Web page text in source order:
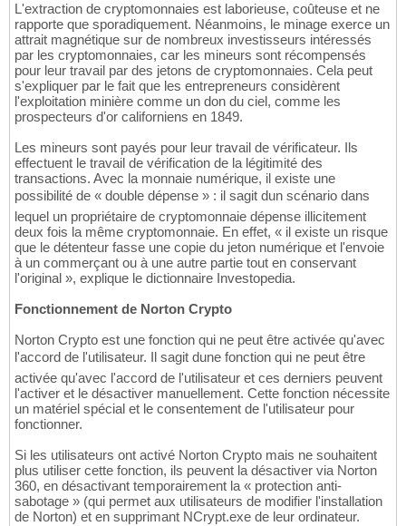
L'extraction de cryptomonnaies est laborieuse, coûteuse et ne
rapporte que sporadiquement. Néanmoins, le minage exerce un
attrait magnétique sur de nombreux investisseurs intéressés
par les cryptomonnaies, car les mineurs sont récompensés
pour leur travail par des jetons de cryptomonnaies. Cela peut
s'expliquer par le fait que les entrepreneurs considèrent
l'exploitation minière comme un don du ciel, comme les
prospecteurs d'or californiens en 1849.
Les mineurs sont payés pour leur travail de vérificateur. Ils
effectuent le travail de vérification de la légitimité des
transactions. Avec la monnaie numérique, il existe une
possibilité de « double dépense » : il sagit dun scénario dans
lequel un propriétaire de cryptomonnaie dépense illicitement
deux fois la même cryptomonnaie. En effet, « il existe un risque
que le détenteur fasse une copie du jeton numérique et l'envoie
à un commerçant ou à une autre partie tout en conservant
l'original », explique le dictionnaire Investopedia.
Fonctionnement de Norton Crypto
Norton Crypto est une fonction qui ne peut être activée qu'avec
l'accord de l'utilisateur. Il sagit dune fonction qui ne peut être
activée qu'avec l'accord de l'utilisateur et ces derniers peuvent
l'activer et le désactiver manuellement. Cette fonction nécessite
un matériel spécial et le consentement de l'utilisateur pour
fonctionner.
Si les utilisateurs ont activé Norton Crypto mais ne souhaitent
plus utiliser cette fonction, ils peuvent la désactiver via Norton
360, en désactivant temporairement la « protection anti-
sabotage » (qui permet aux utilisateurs de modifier l'installation
de Norton) et en supprimant NCrypt.exe de leur ordinateur.